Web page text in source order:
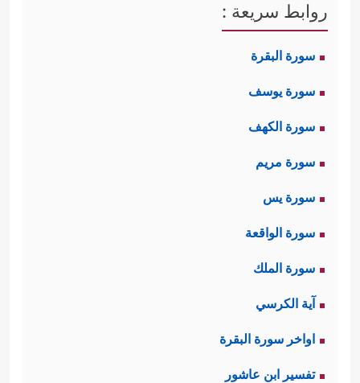
روابط سريعة :
سورة البقرة
سورة يوسف
سورة الكهف
سورة مريم
سورة يس
سورة الواقعة
سورة الملك
آية الكرسي
اواخر سورة البقرة
تفسير ابن عاشور